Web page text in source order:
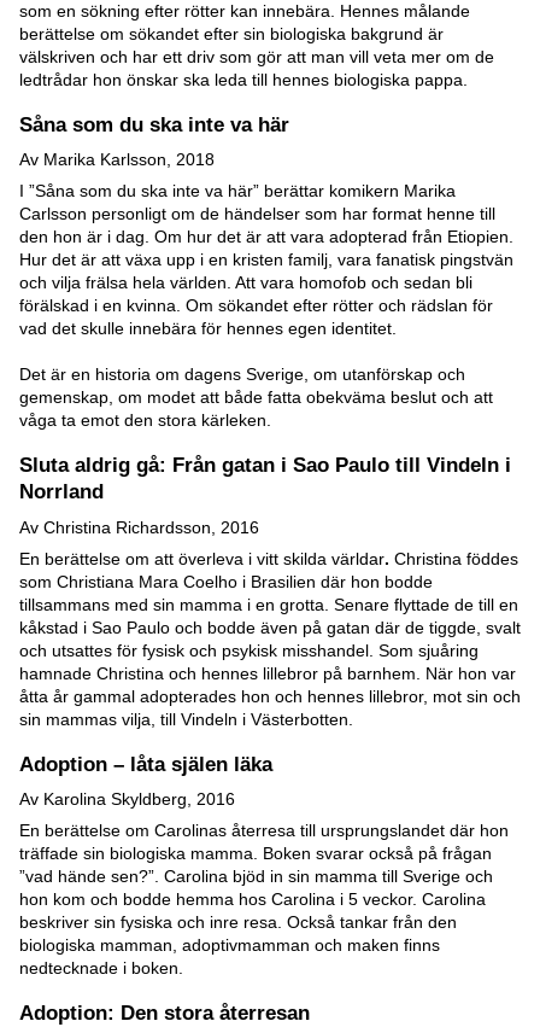
som en sökning efter rötter kan innebära. Hennes målande
berättelse om sökandet efter sin biologiska bakgrund är
välskriven och har ett driv som gör att man vill veta mer om de
ledtrådar hon önskar ska leda till hennes biologiska pappa.
Såna som du ska inte va här
Av Marika Karlsson, 2018
I ”Såna som du ska inte va här” berättar komikern Marika
Carlsson personligt om de händelser som har format henne till
den hon är i dag. Om hur det är att vara adopterad från Etiopien.
Hur det är att växa upp i en kristen familj, vara fanatisk pingstvän
och vilja frälsa hela världen. Att vara homofob och sedan bli
förälskad i en kvinna. Om sökandet efter rötter och rädslan för
vad det skulle innebära för hennes egen identitet.
Det är en historia om dagens Sverige, om utanförskap och
gemenskap, om modet att både fatta obekväma beslut och att
våga ta emot den stora kärleken.
Sluta aldrig gå: Från gatan i Sao Paulo till Vindeln i
Norrland
Av Christina Richardsson, 2016
En berättelse om att överleva i vitt skilda världar. Christina föddes
som Christiana Mara Coelho i Brasilien där hon bodde
tillsammans med sin mamma i en grotta. Senare flyttade de till en
kåkstad i Sao Paulo och bodde även på gatan där de tiggde, svalt
och utsattes för fysisk och psykisk misshandel. Som sjuåring
hamnade Christina och hennes lillebror på barnhem. När hon var
åtta år gammal adopterades hon och hennes lillebror, mot sin och
sin mammas vilja, till Vindeln i Västerbotten.
Adoption – låta själen läka
Av Karolina Skyldberg, 2016
En berättelse om Carolinas återresa till ursprungslandet där hon
träffade sin biologiska mamma. Boken svarar också på frågan
”vad hände sen?”. Carolina bjöd in sin mamma till Sverige och
hon kom och bodde hemma hos Carolina i 5 veckor. Carolina
beskriver sin fysiska och inre resa. Också tankar från den
biologiska mamman, adoptivmamman och maken finns
nedtecknade i boken.
Adoption: Den stora återresan